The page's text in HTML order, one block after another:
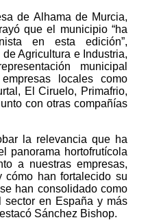
de Alhama de Murcia,
que el municipio “ha
en esta edición”,
Agricultura e Industria,
municipal
locales como
El Ciruelo, Primafrio,
con otras compañías
la relevancia que ha
panorama hortofrutícola
a nuestras empresas,
cómo han fortalecido su
han consolidado como
sector en España y más
Sánchez Bishop.